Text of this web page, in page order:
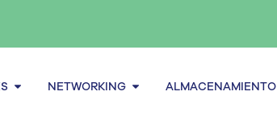
Abrir Servidores
NETWORKING Abrir Networking
ALMACENAMIENTO